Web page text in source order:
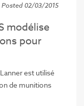
Posted 02/03/2015
modélise
pour
est utilisé
de munitions